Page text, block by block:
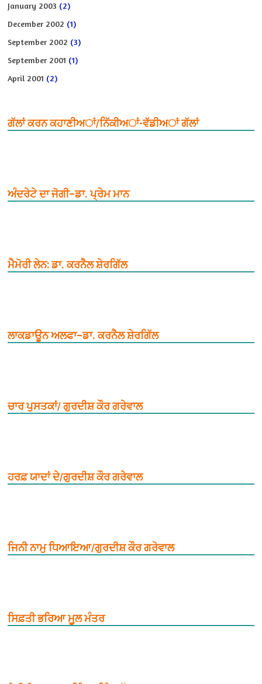
January 2003 (2)
December 2002 (1)
September 2002 (3)
September 2001 (1)
April 2001 (2)
ਗੱਲਾਂ ਕਰਨ ਕਹਾਣੀਅਾਂ/ਨਿੱਕੀਅਾਂ-ਵੱਡੀਅਾਂ ਗੱਲਾਂ
ਅੰਦਰੇਟੇ ਦਾ ਜੋਗੀ–ਡਾ. ਪ੍ਰੇਮ ਮਾਨ
ਮੈਮੋਰੀ ਲੇਨ: ਡਾ. ਕਰਨੈਲ ਸ਼ੇਰਗਿੱਲ
ਲਾਕਡਾਊਨ ਅਲਫਾ–ਡਾ. ਕਰਨੈਲ ਸ਼ੇਰਗਿੱਲ
ਚਾਰ ਪੁਸਤਕਾਂ/ ਗੁਰਦੀਸ਼ ਕੌਰ ਗਰੇਵਾਲ
ਹਰਫ਼ ਯਾਦਾਂ ਦੇ/ਗੁਰਦੀਸ਼ ਕੌਰ ਗਰੇਵਾਲ
ਜਿਨੀ ਨਾਮੁ ਧਿਆਇਆ/ਗੁਰਦੀਸ਼ ਕੌਰ ਗਰੇਵਾਲ
ਸਿਫ਼ਤੀ ਭਰਿਆ ਮੂ਼ਲ ਮੰਤਰ